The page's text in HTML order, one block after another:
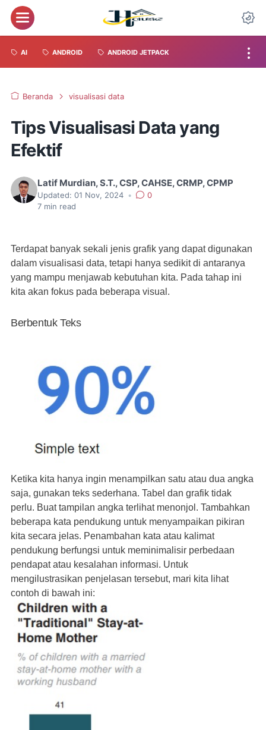
AI ANDROID ANDROID JETPACK
Beranda visualisasi data
Tips Visualisasi Data yang
Efektif
Latif Murdian, S.T., CSP, CAHSE, CRMP, CPMP
Updated: 01 Nov, 2024 •
0
7 min read
Terdapat banyak sekali jenis grafik yang dapat digunakan
dalam visualisasi data, tetapi hanya sedikit di antaranya
yang mampu menjawab kebutuhan kita. Pada tahap ini
kita akan fokus pada beberapa visual.
Berbentuk Teks
Ketika kita hanya ingin menampilkan satu atau dua angka
saja, gunakan teks sederhana. Tabel dan grafik tidak
perlu. Buat tampilan angka terlihat menonjol. Tambahkan
beberapa kata pendukung untuk menyampaikan pikiran
kita secara jelas. Penambahan kata atau kalimat
pendukung berfungsi untuk meminimalisir perbedaan
pendapat atau kesalahan informasi. Untuk
mengilustrasikan penjelasan tersebut, mari kita lihat
contoh di bawah ini: